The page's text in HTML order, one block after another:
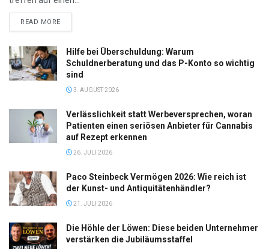
READ MOREDETAILS
Hilfe bei Überschuldung: Warum
Schuldnerberatung und das P-Konto so wichtig
sind
3. AUGUST 2026
Verlässlichkeit statt Werbeversprechen, woran
Patienten einen seriösen Anbieter für Cannabis
auf Rezept erkennen
26. JULI 2026
Paco Steinbeck Vermögen 2026: Wie reich ist
der Kunst- und Antiquitätenhändler?
21. JULI 2026
Die Höhle der Löwen: Diese beiden Unternehmer
verstärken die Jubiläumsstaffel